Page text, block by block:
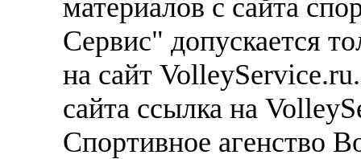
материалов с сайта
Сервис" допускается
на сайт
сайта ссылка на
Спортивное агенство